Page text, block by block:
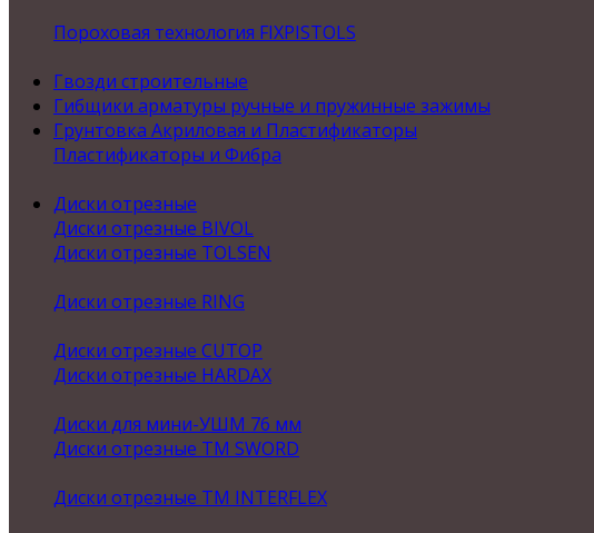
Пороховая технология FIXPISTOLS
Гвозди строительные
Гибщики арматуры ручные и пружинные зажимы
Грунтовка Акриловая и Пластификаторы
Пластификаторы и Фибра
Диски отрезные
Диски отрезные BIVOL
Диски отрезные TOLSEN
Диски отрезные RING
Диски отрезные CUTOP
Диски отрезные HARDAX
Диски для мини-УШМ 76 мм
Диски отрезные ТМ SWORD
Диски отрезные ТМ INTERFLEX